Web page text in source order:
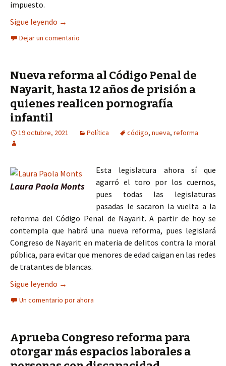
impuesto.
Sigue leyendo Revisará Congreso reforma para que Patronato
→
Dejar un comentario
Nueva reforma al Código Penal de
Nayarit, hasta 12 años de prisión a
quienes realicen pornografía
infantil
19 octubre, 2021 Política código, nueva, reforma
Laura Paola Monts
Esta legislatura ahora sí que
agarró el toro por los cuernos,
pues todas las legislaturas
pasadas le sacaron la vuelta a la
reforma del Código Penal de Nayarit. A partir de hoy se
contempla que habrá una nueva reforma, pues legislará
Congreso de Nayarit en materia de delitos contra la moral
pública, para evitar que menores de edad caigan en las redes
de tratantes de blancas.
Sigue leyendo Nueva reforma al Código Penal de Nayarit,
→
Un comentario por ahora
Aprueba Congreso reforma para
otorgar más espacios laborales a